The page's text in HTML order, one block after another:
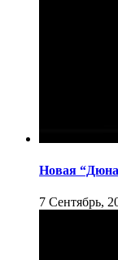
Новая
7 Сентябрь,